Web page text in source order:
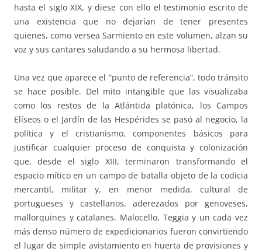
hasta el siglo XIX, y diese con ello el testimonio escrito de
una existencia que no dejarían de tener presentes
quienes, como versea Sarmiento en este volumen, alzan su
voz y sus cantares saludando a su hermosa libertad.
Una vez que aparece el “punto de referencia”, todo tránsito
se hace posible. Del mito intangible que las visualizaba
como los restos de la Atlántida platónica, los Campos
Elíseos o el Jardín de las Hespérides se pasó al negocio, la
política y el cristianismo, componentes básicos para
justificar cualquier proceso de conquista y colonización
que, desde el siglo XIII, terminaron transformando el
espacio mítico en un campo de batalla objeto de la codicia
mercantil, militar y, en menor medida, cultural de
portugueses y castellanos, aderezados por genoveses,
mallorquines y catalanes. Malocello, Teggia y un cada vez
más denso número de expedicionarios fueron convirtiendo
el lugar de simple avistamiento en huerta de provisiones y